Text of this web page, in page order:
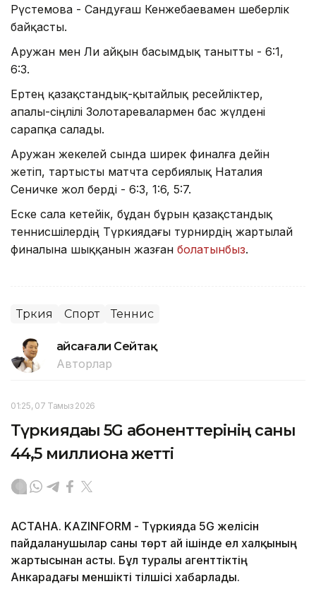
Рүстемова - Сандуғаш Кенжебаевамен шеберлік
байқасты.
Аружан мен Ли айқын басымдық танытты - 6:1,
6:3.
Ертең қазақстандық-қытайлық ресейліктер,
апалы-сіңлілі Золотаревалармен бас жүлдені
сарапқа салады.
Аружан жекелей сында ширек финалға дейін
жетіп, тартысты матчта сербиялық Наталия
Сеничке жол берді - 6:3, 1:6, 5:7.
Еске сала кетейік, бұдан бұрын қазақстандық
теннисшілердің Түркиядағы турнирдің жартылай
финалына шыққанын жазған болатынбыз.
Түркия Спорт Теннис
Ғайсағали Сейтақ
Авторлар
01:25, 07 Тамыз 2026
Түркиядағы 5G абоненттерінің саны
44,5 миллионға жетті
АСТАНА. KAZINFORM - Түркияда 5G желісін
пайдаланушылар саны төрт ай ішінде ел халқының
жартысынан асты. Бұл туралы агенттіктің
Анкарадағы меншікті тілшісі хабарлады.